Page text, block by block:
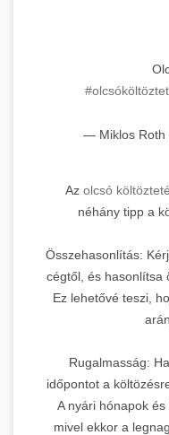
— Miklos Roth
Az olcsó
néhány tipp a
Összehasonlítás:
cégtől, és hasonlítsa
Ez lehetővé teszi,
Rugalmasság:
időpontot a
A nyári hónapok
mivel ekkor a